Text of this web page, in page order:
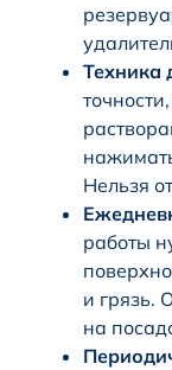
Техника
Нельзя
работы
и грязь.
на